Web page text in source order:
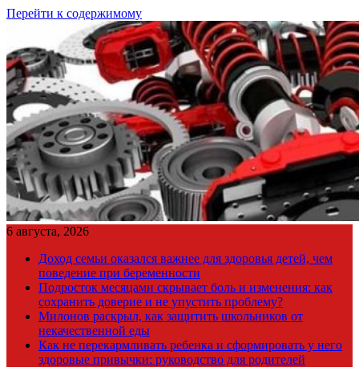
Перейти к содержимому
6 августа, 2026
Доход семьи оказался важнее для здоровья детей, чем
поведение при беременности
Подросток месяцами скрывает боль и изменения: как
сохранить доверие и не упустить проблему?
Милонов раскрыл, как защитить школьников от
некачественной еды
Как не перекармливать ребенка и сформировать у него
здоровые привычки: руководство для родителей